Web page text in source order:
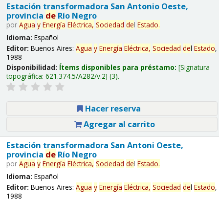
Estación transformadora San Antonio Oeste,
provincia deRío Negro
por Agua y Energía Eléctrica, Sociedad del Estado.
Idioma: Español
Editor: Buenos Aires: Agua y Energía Eléctrica, Sociedad del Estado,
1988
Disponibilidad: Ítems disponibles para préstamo: Signatura
topográfica: 621.374.5/A282/v.2 (3).
Hacer reserva
Agregar al carrito
Estación transformadora San Antoni Oeste,
provincia deRío Negro
por Agua y Energía Eléctrica, Sociedad del Estado.
Idioma: Español
Editor: Buenos Aires: Agua y Energía Eléctrica, Sociedad del Estado,
1988